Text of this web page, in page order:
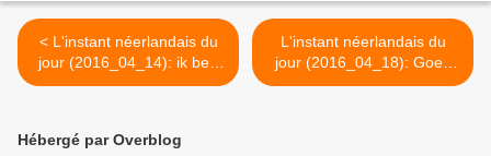
< L'instant néerlandais du
jour (2016_04_14): ik ben
verkouden
L'instant néerlandais du
jour (2016_04_18): Goed
geslapen? >
Hébergé par Overblog